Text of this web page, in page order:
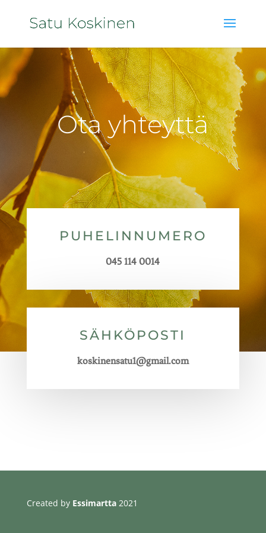
Ota yhteyttä
PUHELINNUMERO
045 114 0014
SÄHKÖPOSTI
koskinensatu1@gmail.com
Created by Essimartta2021